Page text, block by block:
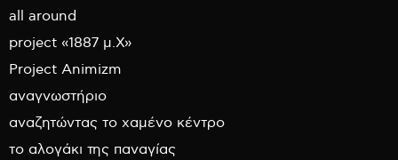
all around
project «1887 μ.Χ»
Project Animizm
αναγνωστήριο
αναζητώντας το χαμένο κέντρο
το αλογάκι της παναγίας